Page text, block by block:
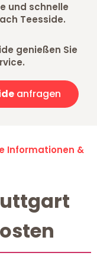
und schnelle
Teesside.
genießen Sie
anfragen
Informationen &